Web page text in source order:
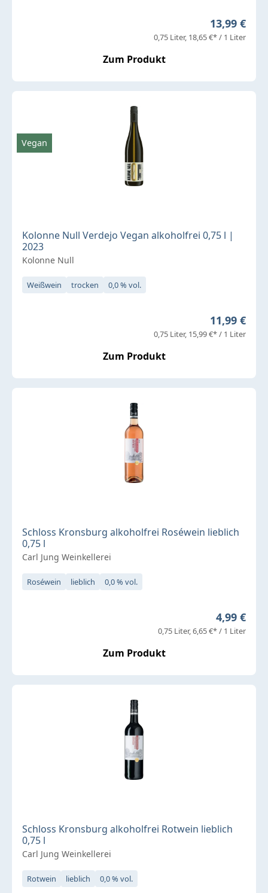
Regulärer
13,99 €
0,75 Liter 18,65 €* / 1 Liter
Zum Produkt
Kolonne Null Verdejo Vegan alkoholfrei 0,75 l |
2023
Kolonne Null
Weißwein trocken 0,0 % vol.
Regulärer
11,99 €
0,75 Liter 15,99 €* / 1 Liter
Zum Produkt
Vegan
Schloss Kronsburg alkoholfrei Roséwein lieblich
0,75 l
Carl Jung Weinkellerei
Roséwein lieblich 0,0 % vol.
Regulärer
4,99 €
0,75 Liter 6,65 €* / 1 Liter
Zum Produkt
Schloss Kronsburg alkoholfrei Rotwein lieblich
0,75 l
Carl Jung Weinkellerei
Rotwein lieblich 0,0 % vol.